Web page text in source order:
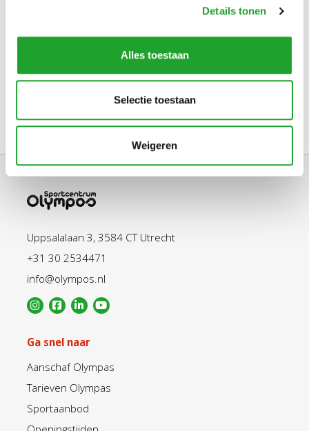
Details tonen
Alles toestaan
Selectie toestaan
Weigeren
Schrijf je gratis in alsteam.
Uppsalalaan 3, 3584 CT Utrecht
+31 30 2534471
info@olympos.nl
Ga snel naar
Aanschaf Olympas
Tarieven Olympas
Sportaanbod